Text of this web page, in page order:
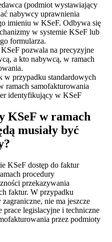
(podmiot wystawiający
nabywcy uprawnienia
imieniu w KSeF. Odbywa się
w systemie KSeF lub
formularza.
KSeF pozwala na precyzyjne
a kto nabywcą, w ramach
w przypadku standardowych
ramach samofakturowania
identyfikujący w KSeF
KSeF w ramach
musiały być
KSeF dostęp do faktur
procedury
przekazywania
faktur. W przypadku
nie ma jeszcze
prace legislacyjne i techniczne
przez podmioty